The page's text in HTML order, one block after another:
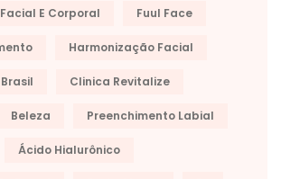
E Corporal Fuul Face
Harmonização Facial
Brasil Clinica Revitalize
Beleza Preenchimento Labial
Ácido Hialurônico